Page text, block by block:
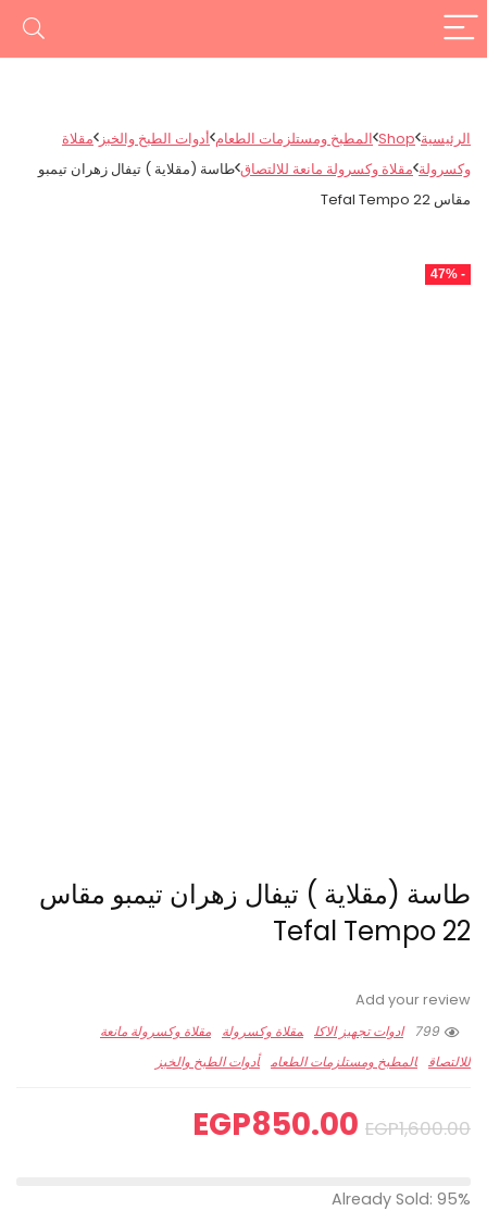
الرئيسية Shop المطبخ ومستلزمات الطعام أدوات الطبخ والخبز مقلاة
وكسرولة مقلاة وكسرولة مانعة للالتصاق طاسة (مقلاية ) تيفال زهران تيمبو
مقاس 22 Tefal Tempo
- 47%
طاسة (مقلاية ) تيفال زهران تيمبو مقاس
22 Tefal Tempo
Add your review
799
ادوات تجهيز الاكل مقلاة وكسرولة
مقلاة وكسرولة مانعة
للالتصاق المطبخ ومستلزمات الطعام أدوات الطبخ والخبز
EGP1,600.00
EGP850.00
Already Sold: 95%